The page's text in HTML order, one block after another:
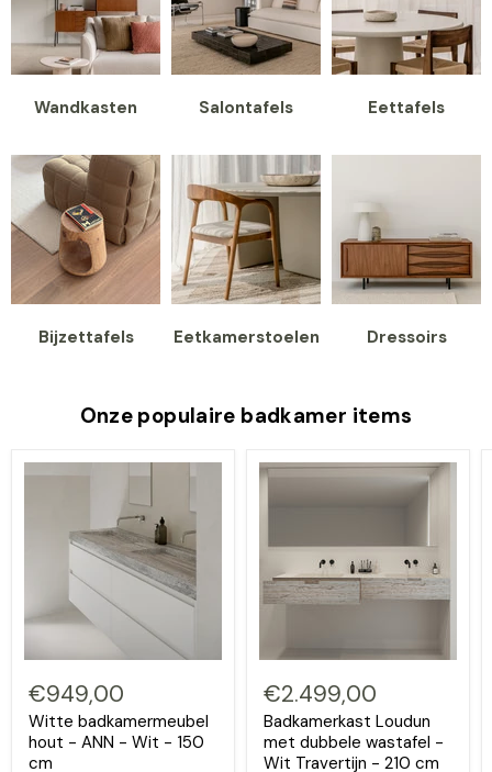
Wandkasten Salontafels Eettafels
Bijzettafels Eetkamerstoelen Dressoirs
Onze populaire badkamer items
€949,00
Witte badkamermeubel
hout - ANN - Wit - 150
cm
€2.499,00
Badkamerkast Loudun
met dubbele wastafel -
Wit Travertijn - 210 cm